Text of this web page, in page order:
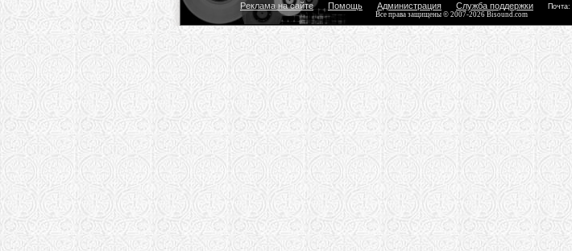
Реклама на сайте Помощь Администрация Служба поддержки Почта:
Все права защищены © 2007-2026 Bisound.com